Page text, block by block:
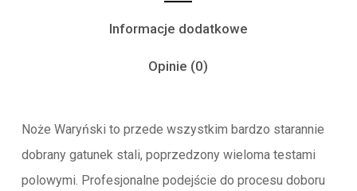
Informacje dodatkowe
Opinie (0)
Noże Waryński to przede wszystkim bardzo starannie
dobrany gatunek stali, poprzedzony wieloma testami
polowymi. Profesjonalne podejście do procesu doboru